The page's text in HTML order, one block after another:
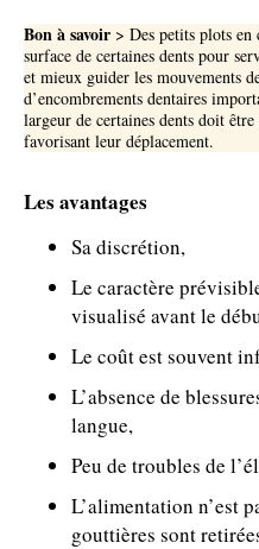
Bon à savoir > Des petits plots en
surface de certaines dents pour
et mieux guider les mouvements
d’encombrements dentaires
largeur de certaines dents doit
favorisant leur déplacement.
Les avantages
Sa discrétion,
Le caractère
visualisé avant le
Le coût est souvent
L’absence de
langue,
Peu de troubles de
L’alimentation n’est
gouttières sont